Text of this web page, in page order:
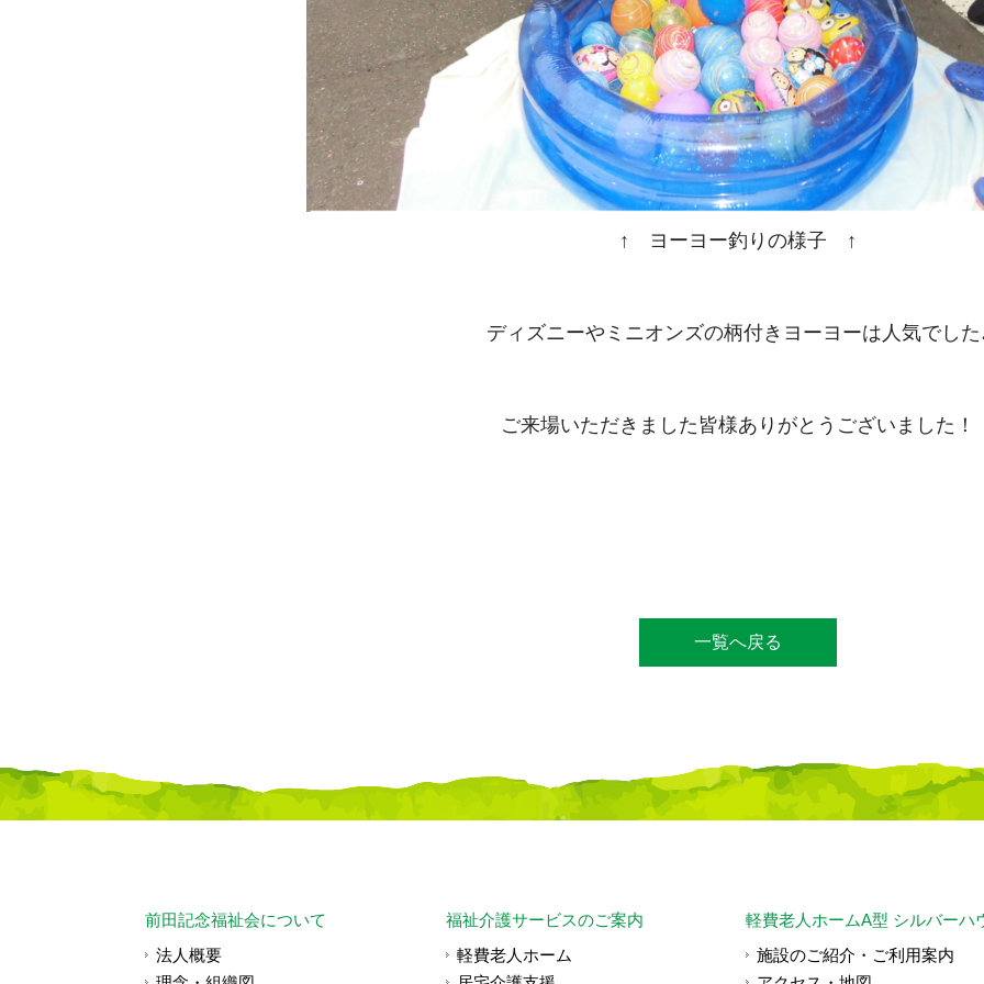
↑ ヨーヨー釣りの様子 ↑
ディズニーやミニオンズの柄付きヨーヨーは人気でした
ご来場いただきました皆様ありがとうございました！
一覧へ戻る
前田記念福祉会について
法人概要
福祉介護サービスのご案内
軽費老人ホーム
軽費老人ホームA型 シルバーハ
施設のご紹介・ご利用案内